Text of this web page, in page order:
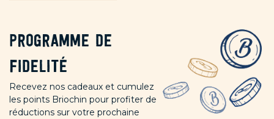
Programme de
fidelité
Recevez nos cadeaux et cumulez
les points Briochin pour profiter de
réductions sur votre prochaine